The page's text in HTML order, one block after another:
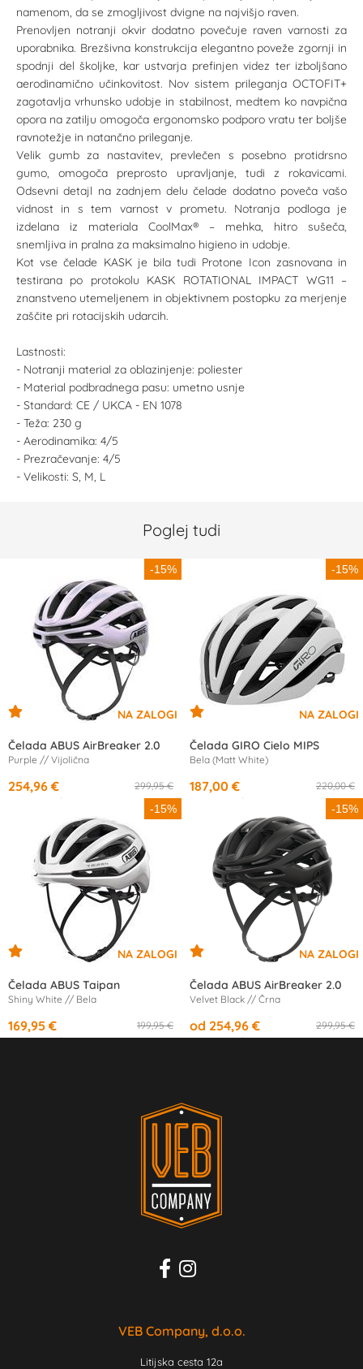
namenom, da se zmogljivost dvigne na najvišjo raven.
Prenovljen notranji okvir dodatno povečuje raven varnosti za
uporabnika. Brezšivna konstrukcija elegantno poveže zgornji in
spodnji del školjke, kar ustvarja prefinjen videz ter izboljšano
aerodinamično učinkovitost. Nov sistem prileganja OCTOFIT+
zagotavlja vrhunsko udobje in stabilnost, medtem ko navpična
opora na zatilju omogoča ergonomsko podporo vratu ter boljše
ravnotežje in natančno prileganje.
Velik gumb za nastavitev, prevlečen s posebno protidrsno
gumo, omogoča preprosto upravljanje, tudi z rokavicami.
Odsevni detajl na zadnjem delu čelade dodatno poveča vašo
vidnost in s tem varnost v prometu. Notranja podloga je
izdelana iz materiala CoolMax® – mehka, hitro sušeča,
snemljiva in pralna za maksimalno higieno in udobje.
Kot vse čelade KASK je bila tudi Protone Icon zasnovana in
testirana po protokolu KASK ROTATIONAL IMPACT WG11 –
znanstveno utemeljenem in objektivnem postopku za merjenje
zaščite pri rotacijskih udarcih.
Lastnosti:
- Notranji material za oblazinjenje: poliester
- Material podbradnega pasu: umetno usnje
- Standard: CE / UKCA - EN 1078
- Teža: 230 g
- Aerodinamika: 4/5
- Prezračevanje: 4/5
- Velikosti: S, M, L
Poglej tudi
-15%
Čelada ABUS AirBreaker 2.0
Purple // Vijolična
299,95 €
254,96 €
/mesec
-15%
Čelada GIRO Cielo MIPS
Bela (Matt White)
220,00 €
187,00 €
/mesec
-15%
Čelada ABUS Taipan
Shiny White // Bela
199,95 €
169,95 €
od15,97 €/mesec
-15%
Čelada ABUS AirBreaker 2.0
Velvet Black // Črna
299,95 €
od 254,96 €
od12,46 €/mesec
VEB Company, d.o.o.
Litijska cesta 12a